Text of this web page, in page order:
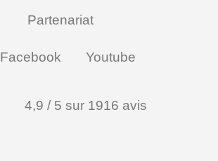
Partenariat
Facebook Youtube
4,9 / 5 sur 1916 avis